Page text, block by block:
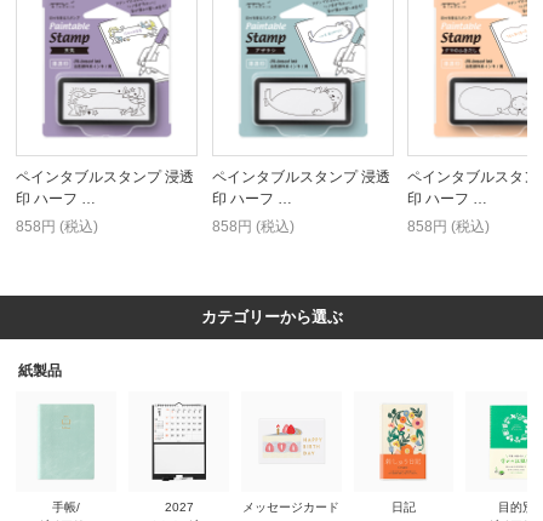
ペインタブルスタンプ 浸透
印 ハーフ …
858円 (税込)
ペインタブルスタンプ 浸透
印 ハーフ …
858円 (税込)
ペインタブルスタン
印 ハーフ …
858円 (税込)
カテゴリーから選ぶ
紙製品
手帳/
2027
メッセージカード 日記
目的別